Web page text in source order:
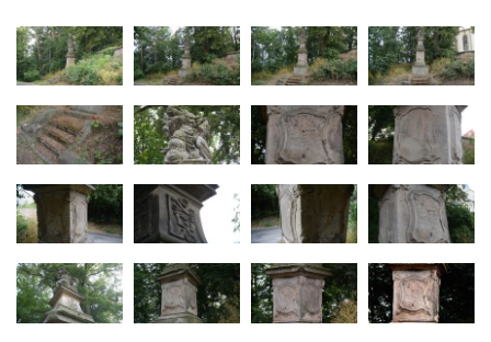
Socha Mateřství v parku Na Sadech v
Českých Budějovicích
Památník Otokara Mokrého v parku Na
Sadech v Českých Budějovicích
Pražské třídě v Českých Budějovicích
Socha Civilizovaní na Husově třídě v
Českých Budějovicích
Socha svatého Jana Nepomuckého Na